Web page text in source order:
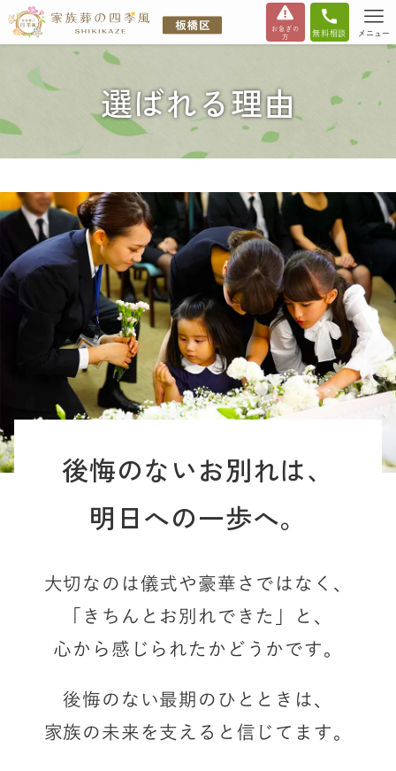
お急ぎの
方
無料相談 メニュー
選ばれる理由
後悔のないお別れは、
明日への一歩へ。
大切なのは儀式や豪華さではなく、
「きちんとお別れできた」と、
心から感じられたかどうかです。
後悔のない最期のひとときは、
家族の未来を支えると信じてます。